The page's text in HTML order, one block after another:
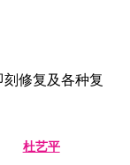
修复及各种复
杜艺平